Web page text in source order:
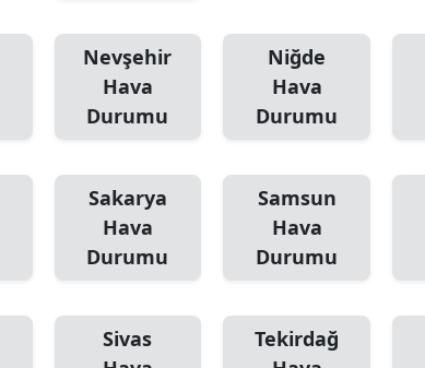
Nevşehir
Hava
Durumu
Niğde
Hava
Durumu
Sakarya
Hava
Durumu
Samsun
Hava
Durumu
Sivas
Tekirdağ